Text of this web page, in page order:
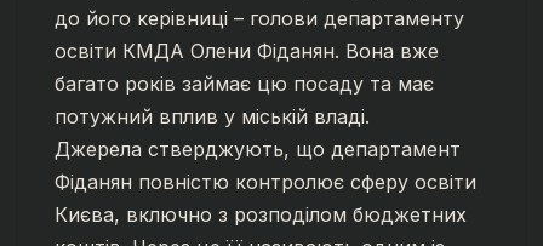
до його керівниці – голови департаменту
освіти КМДА Олени Фіданян. Вона вже
багато років займає цю посаду та має
потужний вплив у міській владі.
Джерела стверджують, що департамент
Фіданян повністю контролює сферу освіти
Києва, включно з розподілом бюджетних